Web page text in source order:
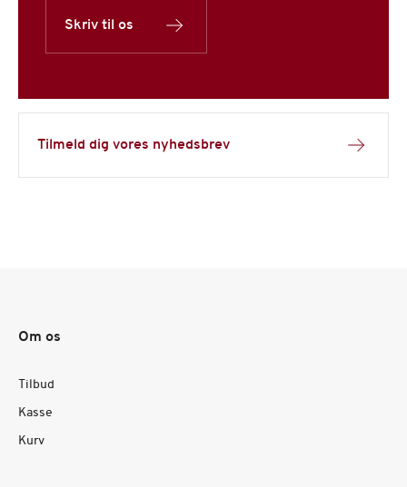
Tilmeld dig vores nyhedsbrev
Skriv til os
Om os
Tilbud
Kasse
Kurv